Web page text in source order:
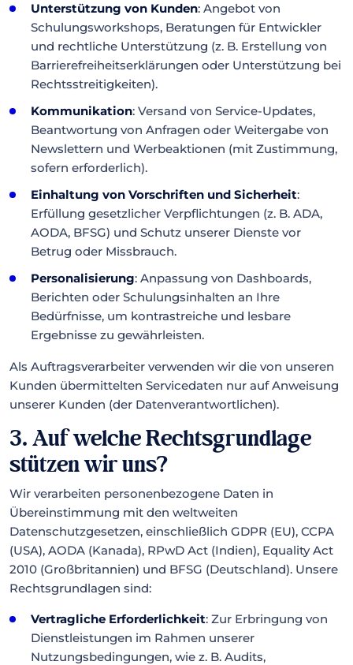
Unterstützung von Kunden: Angebot von
Schulungsworkshops, Beratungen für Entwickler
und rechtliche Unterstützung (z. B. Erstellung von
Barrierefreiheitserklärungen oder Unterstützung bei
Rechtsstreitigkeiten).
Kommunikation: Versand von Service-Updates,
Beantwortung von Anfragen oder Weitergabe von
Newslettern und Werbeaktionen (mit Zustimmung,
sofern erforderlich).
Einhaltung von Vorschriften und Sicherheit:
Erfüllung gesetzlicher Verpflichtungen (z. B. ADA,
AODA, BFSG) und Schutz unserer Dienste vor
Betrug oder Missbrauch.
Personalisierung: Anpassung von Dashboards,
Berichten oder Schulungsinhalten an Ihre
Bedürfnisse, um kontrastreiche und lesbare
Ergebnisse zu gewährleisten.
Als Auftragsverarbeiter verwenden wir die von unseren
Kunden übermittelten Servicedaten nur auf Anweisung
unserer Kunden (der Datenverantwortlichen).
3. Auf welche Rechtsgrundlage
stützen wir uns?
Wir verarbeiten personenbezogene Daten in
Übereinstimmung mit den weltweiten
Datenschutzgesetzen, einschließlich GDPR (EU), CCPA
(USA), AODA (Kanada), RPwD Act (Indien), Equality Act
2010 (Großbritannien) und BFSG (Deutschland). Unsere
Rechtsgrundlagen sind:
Vertragliche Erforderlichkeit: Zur Erbringung von
Dienstleistungen im Rahmen unserer
Nutzungsbedingungen, wie z. B. Audits,